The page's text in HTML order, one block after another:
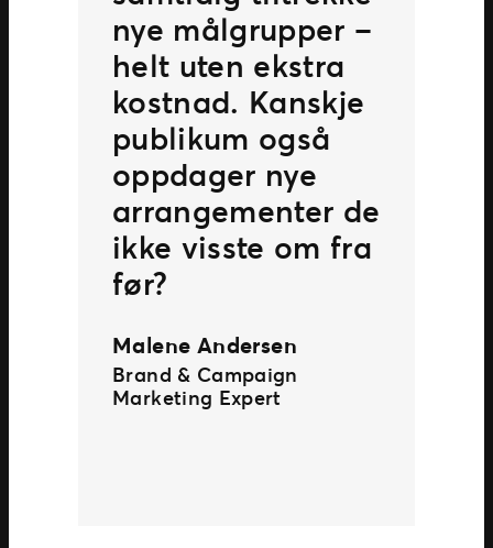
nye målgrupper –
helt uten ekstra
kostnad. Kanskje
publikum også
oppdager nye
arrangementer de
ikke visste om fra
før?
Malene Andersen
Brand & Campaign
Marketing Expert